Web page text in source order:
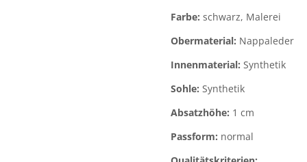
Farbe: schwarz, Malerei
Obermaterial: Nappaleder
Innenmaterial: Synthetik
Sohle: Synthetik
Absatzhöhe: 1 cm
Passform: normal